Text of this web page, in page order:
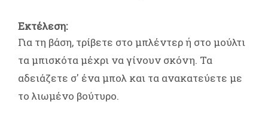
Eκτέλεση:
Για τη βάση, τρίβετε στο μπλέντερ ή στο μούλτι
τα μπισκότα μέχρι να γίνουν σκόνη. Τα
αδειάζετε σ' ένα μπολ και τα ανακατεύετε με
το λιωμένο βούτυρο.